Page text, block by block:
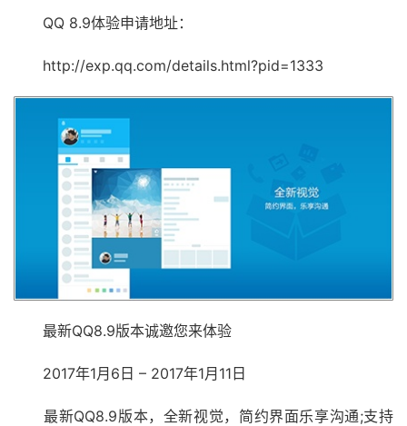
QQ 8.9体验申请地址：
http://exp.qq.com/details.html?pid=1333
最新QQ8.9版本诚邀您来体验
2017年1月6日 – 2017年1月11日
最新QQ8.9版本，全新视觉，简约界面乐享沟通;支持